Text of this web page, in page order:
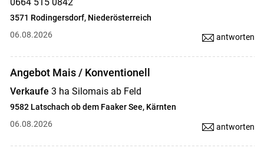
3571 Rodingersdorf, Niederösterreich
06.08.2026
antworten
Angebot Mais / Konventionell
Verkaufe 3 ha Silomais ab Feld
9582 Latschach ob dem Faaker See, Kärnten
06.08.2026
antworten